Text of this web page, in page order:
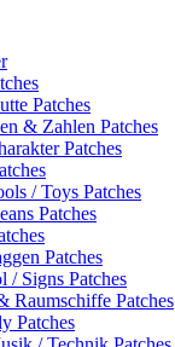
Patches
& Zahlen Patches
Patches
/ Toys Patches
Patches
Patches
/ Signs Patches
Raumschiffe Patches
Patches